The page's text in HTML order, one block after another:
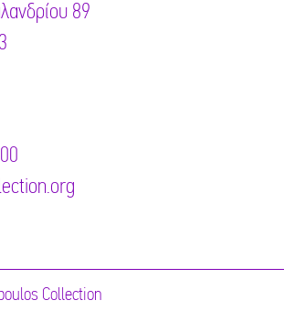
89
Collection